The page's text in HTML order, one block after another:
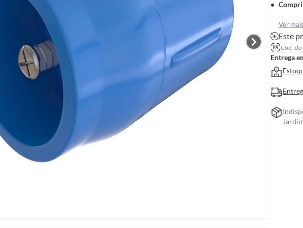
Ver mais
Este
Cód.
Entrega